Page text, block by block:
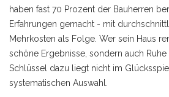
haben fast 70 Prozent der Bauherren
Erfahrungen gemacht - mit
Mehrkosten als Folge. Wer sein Haus
schöne Ergebnisse, sondern auch
Schlüssel dazu liegt nicht im
systematischen Auswahl.